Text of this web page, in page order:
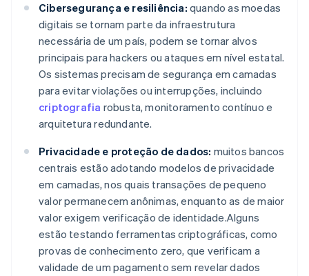
Cibersegurança e resiliência: quando as moedas
digitais se tornam parte da infraestrutura
necessária de um país, podem se tornar alvos
principais para hackers ou ataques em nível estatal.
Os sistemas precisam de segurança em camadas
para evitar violações ou interrupções, incluindo
criptografia robusta, monitoramento contínuo e
arquitetura redundante.
Privacidade e proteção de dados: muitos bancos
centrais estão adotando modelos de privacidade
em camadas, nos quais transações de pequeno
valor permanecem anônimas, enquanto as de maior
valor exigem verificação de identidade.Alguns
estão testando ferramentas criptográficas, como
provas de conhecimento zero, que verificam a
validade de um pagamento sem revelar dados